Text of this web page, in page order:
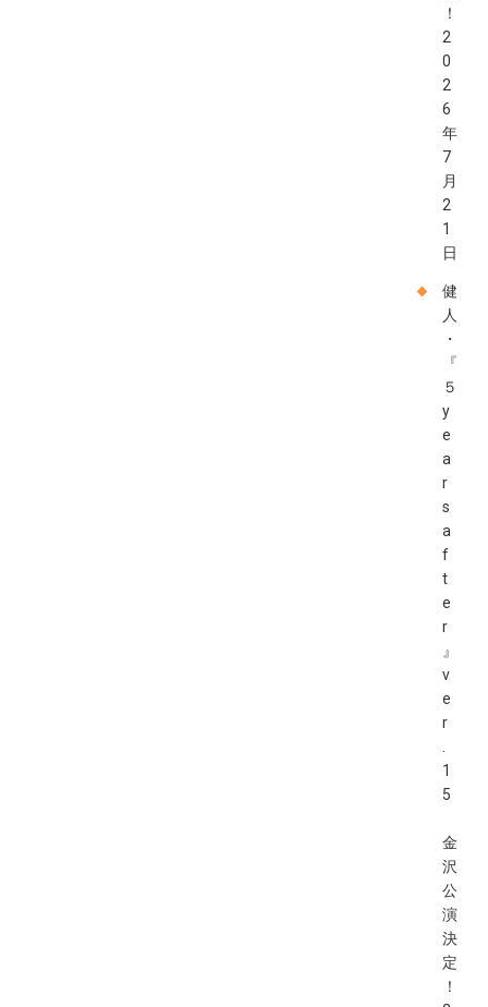
！
2
0
2
6
年
7
月
2
1
日
健
人
・
『
５
y
e
a
r
s
a
f
t
e
r
』
v
e
r
.
1
5
金
沢
公
演
決
定
！